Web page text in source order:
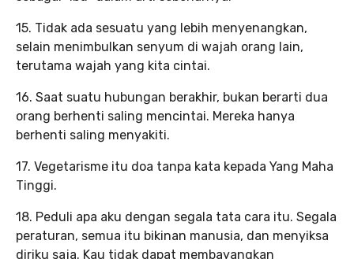
15. Tidak ada sesuatu yang lebih menyenangkan,
selain menimbulkan senyum di wajah orang lain,
terutama wajah yang kita cintai.
16. Saat suatu hubungan berakhir, bukan berarti dua
orang berhenti saling mencintai. Mereka hanya
berhenti saling menyakiti.
17. Vegetarisme itu doa tanpa kata kepada Yang Maha
Tinggi.
18. Peduli apa aku dengan segala tata cara itu. Segala
peraturan, semua itu bikinan manusia, dan menyiksa
diriku saja. Kau tidak dapat membayangkan